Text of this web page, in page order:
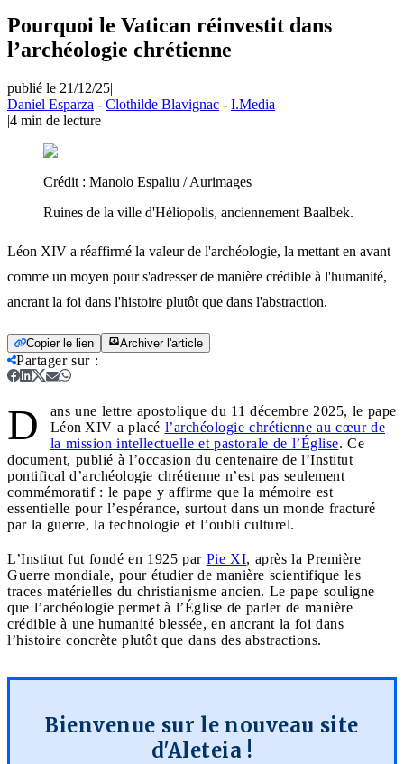
Pourquoi le Vatican réinvestit dans
l’archéologie chrétienne
publié le 21/12/25|
Daniel Esparza - Clothilde Blavignac - I.Media
|4 min de lecture
Crédit : Manolo Espaliu / Aurimages
Ruines de la ville d'Héliopolis, anciennement Baalbek.
Léon XIV a réaffirmé la valeur de l'archéologie, la mettant en avant
comme un moyen pour s'adresser de manière crédible à l'humanité,
ancrant la foi dans l'histoire plutôt que dans l'abstraction.
Copier le lien Archiver l'article
Partager sur:
D
ans une lettre apostolique du 11 décembre 2025, le pape
Léon XIV a placé l’archéologie chrétienne au cœur de
la mission intellectuelle et pastorale de l’Église. Ce
document, publié à l’occasion du centenaire de l’Institut
pontifical d’archéologie chrétienne n’est pas seulement
commémoratif : le pape y affirme que la mémoire est
essentielle pour l’espérance, surtout dans un monde fracturé
par la guerre, la technologie et l’oubli culturel.
L’Institut fut fondé en 1925 par Pie XI, après la Première
Guerre mondiale, pour étudier de manière scientifique les
traces matérielles du christianisme ancien. Le pape souligne
que l’archéologie permet à l’Église de parler de manière
crédible à une humanité blessée, en ancrant la foi dans
l’histoire concrète plutôt que dans des abstractions.
Bienvenue sur le nouveau site
d'Aleteia !